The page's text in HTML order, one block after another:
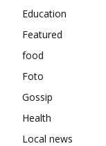
Education
Featured
food
Foto
Gossip
Health
Local news